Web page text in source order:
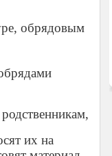
обрядовым
их на